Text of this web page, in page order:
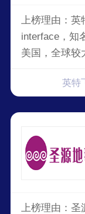
上榜理由：
interface，知
美国，全球较
设计生产企业
英特
上榜理由：圣